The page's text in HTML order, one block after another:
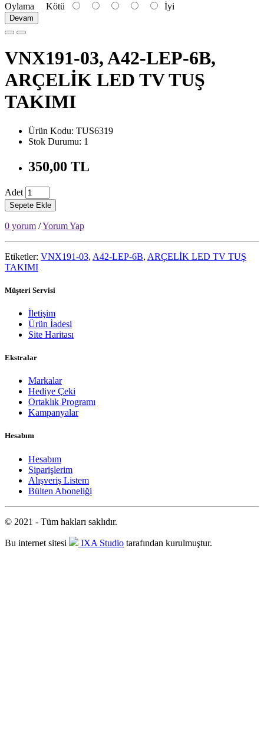
Oylama Kötü İyi
Devam
VNX191-03, A42-LEP-6B,
ARÇELİK LED TV TUŞ
TAKIMI
Ürün Kodu: TUS6319
Stok Durumu: 1
350,00 TL
Adet
Sepete Ekle
0 yorum /Yorum Yap
Etiketler: VNX191-03, A42-LEP-6B, ARÇELİK LED TV TUŞ
TAKIMI
Müşteri Servisi
İletişim
Ürün İadesi
Site Haritası
Ekstralar
Markalar
Hediye Çeki
Ortaklık Programı
Kampanyalar
Hesabım
Hesabım
Siparişlerim
Alışveriş Listem
Bülten Aboneliği
© 2021 - Tüm hakları saklıdır.
Bu internet sitesi IXA Studio tarafından kurulmuştur.